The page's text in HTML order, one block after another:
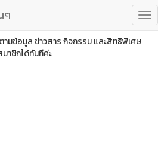
ๆ
ามข้อมูล ข่าวสาร กิจกรรม และสิทธิพิเศษ
มาชิกได้ทันทีค่ะ